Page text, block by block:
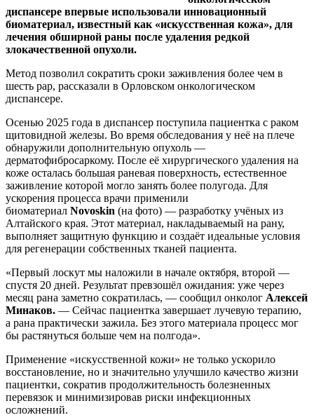
диспансере впервые использовали инновационный
биоматериал, известный как «искусственная кожа», для
лечения обширной раны после удаления редкой
злокачественной опухоли.
Метод позволил сократить сроки заживления более чем в
шесть раp, рассказали в Орловском онкологическом
диспансере.
Осенью 2025 года в диспансер поступила пациентка с раком
щитовидной железы. Во время обследования у неё на плече
обнаружили дополнительную опухоль —
дерматофибросаркому. После её хирургического удаления на
коже осталась большая раневая поверхность, естественное
заживление которой могло занять более полугода. Для
ускорения процесса врачи применили
биоматериал Novoskin (на фото) — разработку учёных из
Алтайского края. Этот материал, накладываемый на рану,
выполняет защитную функцию и создаёт идеальные условия
для регенерации собственных тканей пациента.
«Первый лоскут мы наложили в начале октября, второй —
спустя 20 дней. Результат превзошёл ожидания: уже через
месяц рана заметно сократилась, — сообщил онколог Алексей
Минаков. — Сейчас пациентка завершает лучевую терапию,
а рана практически зажила. Без этого материала процесс мог
бы растянуться больше чем на полгода».
Применение «искусственной кожи» не только ускорило
восстановление, но и значительно улучшило качество жизни
пациентки, сократив продолжительность болезненных
перевязок и минимизировав риски инфекционных
осложнений.